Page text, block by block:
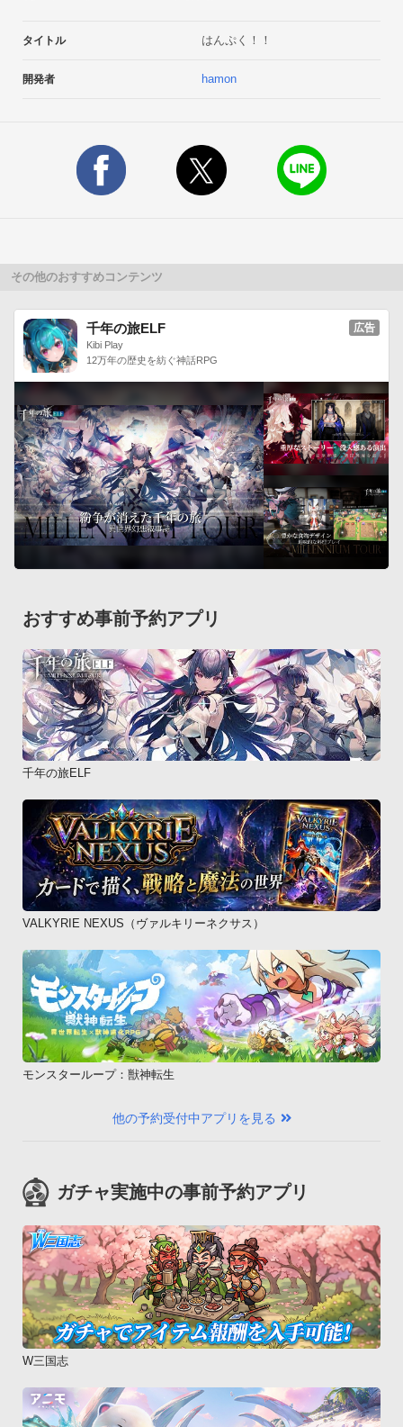
タイトル はんぷく！！
開発者 hamon
その他のおすすめコンテンツ
千年の旅ELF
Kibi Play
12万年の歴史を紡ぐ神話RPG
広告
おすすめ事前予約アプリ
千年の旅ELF
VALKYRIE NEXUS（ヴァルキリーネクサス）
モンスターループ：獣神転生
他の予約受付中アプリを見る
ガチャ実施中の事前予約アプリ
W三国志